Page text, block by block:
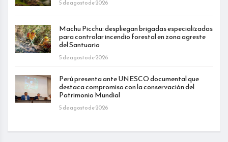
5 de agosto de 2026
Machu Picchu: despliegan brigadas especializadas
para controlar incendio forestal en zona agreste
del Santuario
5 de agosto de 2026
Perú presenta ante UNESCO documental que
destaca compromiso con la conservación del
Patrimonio Mundial
5 de agosto de 2026